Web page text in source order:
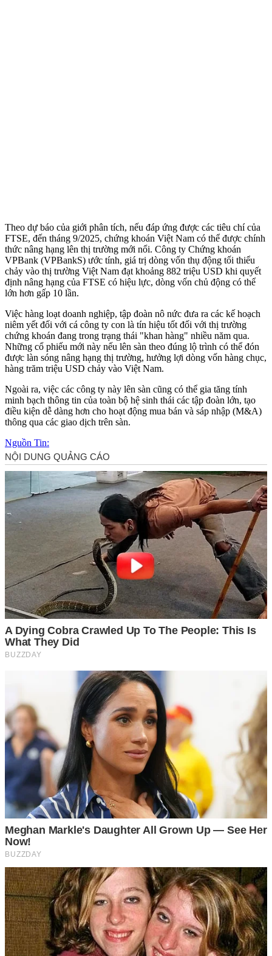
Theo dự báo của giới phân tích, nếu đáp ứng được các tiêu chí của
FTSE, đến tháng 9/2025, chứng khoán Việt Nam có thể được chính
thức nâng hạng lên thị trường mới nổi. Công ty Chứng khoán
VPBank (VPBankS) ước tính, giá trị dòng vốn thụ động tối thiểu
chảy vào thị trường Việt Nam đạt khoảng 882 triệu USD khi quyết
định nâng hạng của FTSE có hiệu lực, dòng vốn chủ động có thể
lớn hơn gấp 10 lần.
Việc hàng loạt doanh nghiệp, tập đoàn nô nức đưa ra các kế hoạch
niêm yết đối với cá công ty con là tín hiệu tốt đối với thị trường
chứng khoán đang trong trạng thái "khan hàng" nhiều năm qua.
Những cổ phiếu mới này nếu lên sàn theo đúng lộ trình có thể đón
được làn sóng nâng hạng thị trường, hưởng lợi dòng vốn hàng chục,
hàng trăm triệu USD chảy vào Việt Nam.
Ngoài ra, việc các công ty này lên sàn cũng có thể gia tăng tính
minh bạch thông tin của toàn bộ hệ sinh thái các tập đoàn lớn, tạo
điều kiện dễ dàng hơn cho hoạt động mua bán và sáp nhập (M&A)
thông qua các giao dịch trên sàn.
Nguồn Tin: